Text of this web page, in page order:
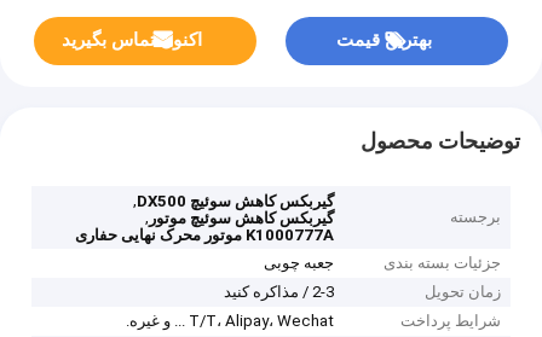
بهترین قیمت اکنون تماس بگیرید
توضیحات محصول
برجسته
گیربکس کاهش سوئیچ DX500
,
گیربکس کاهش سوئیچ موتور ,
K1000777A موتور محرک نهایی حفاری
جزئیات بسته بندی
جعبه چوبی
زمان تحویل
2-3 / مذاکره کنید
شرایط پرداخت
T/T، Alipay، Wechat ... و غیره.